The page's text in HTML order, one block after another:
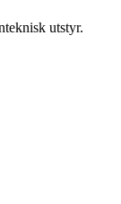
utstyr.